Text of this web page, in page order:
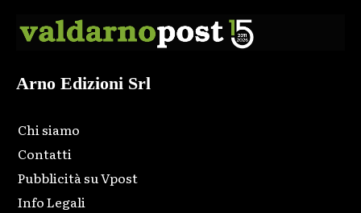
Arno Edizioni Srl
Chi siamo
Contatti
Pubblicità su Vpost
Info Legali